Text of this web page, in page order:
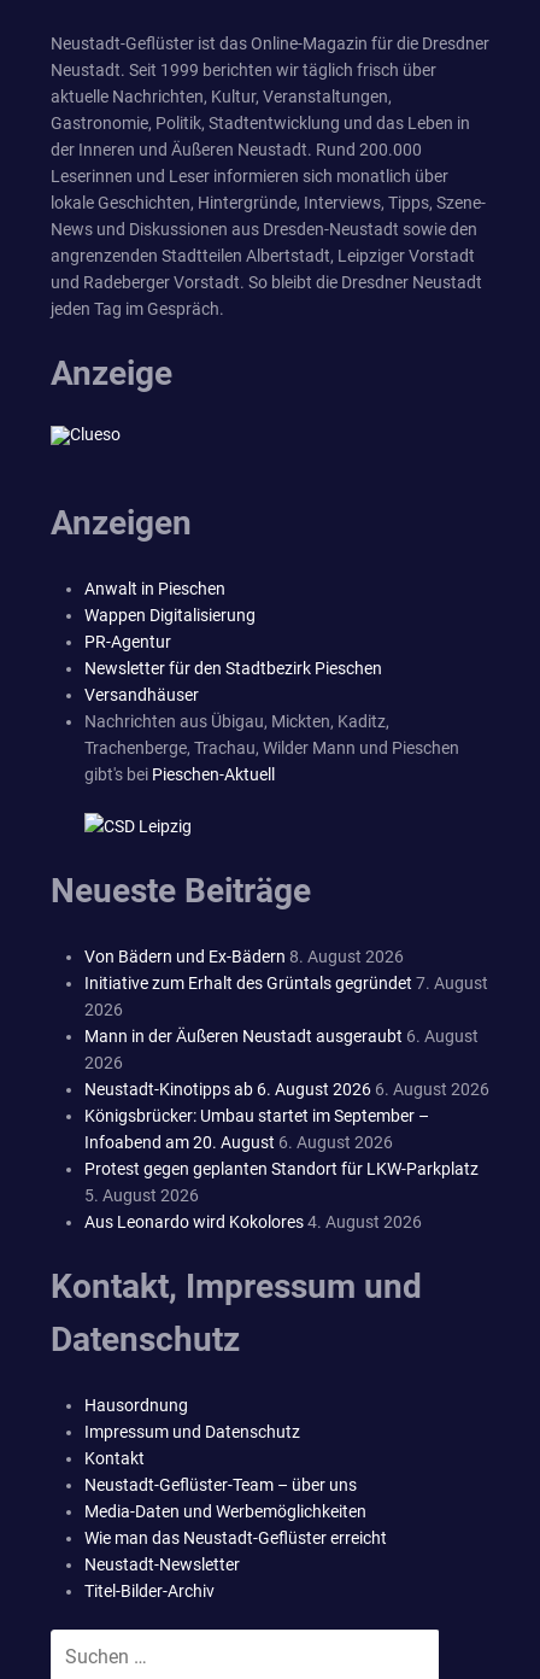
Neustadt-Geflüster ist das Online-Magazin für die Dresdner
Neustadt. Seit 1999 berichten wir täglich frisch über
aktuelle Nachrichten, Kultur, Veranstaltungen,
Gastronomie, Politik, Stadtentwicklung und das Leben in
der Inneren und Äußeren Neustadt. Rund 200.000
Leserinnen und Leser informieren sich monatlich über
lokale Geschichten, Hintergründe, Interviews, Tipps, Szene-
News und Diskussionen aus Dresden-Neustadt sowie den
angrenzenden Stadtteilen Albertstadt, Leipziger Vorstadt
und Radeberger Vorstadt. So bleibt die Dresdner Neustadt
jeden Tag im Gespräch.
Anzeige
Anzeigen
Anwalt in Pieschen
Wappen Digitalisierung
PR-Agentur
Newsletter für den Stadtbezirk Pieschen
Versandhäuser
Nachrichten aus Übigau, Mickten, Kaditz,
Trachenberge, Trachau, Wilder Mann und Pieschen
gibt's bei Pieschen-Aktuell
Neueste Beiträge
Von Bädern und Ex-Bädern 8. August 2026
Initiative zum Erhalt des Grüntals gegründet 7. August
2026
Mann in der Äußeren Neustadt ausgeraubt 6. August
2026
Neustadt-Kinotipps ab 6. August 2026 6. August 2026
Königsbrücker: Umbau startet im September –
Infoabend am 20. August 6. August 2026
Protest gegen geplanten Standort für LKW-Parkplatz
5. August 2026
Aus Leonardo wird Kokolores4. August 2026
Kontakt, Impressum und
Datenschutz
Hausordnung
Impressum und Datenschutz
Kontakt
Neustadt-Geflüster-Team – über uns
Media-Daten und Werbemöglichkeiten
Wie man das Neustadt-Geflüster erreicht
Neustadt-Newsletter
Titel-Bilder-Archiv
nach: